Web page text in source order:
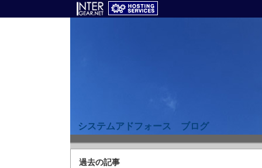
システムアドフォース ブログ
過去の記事